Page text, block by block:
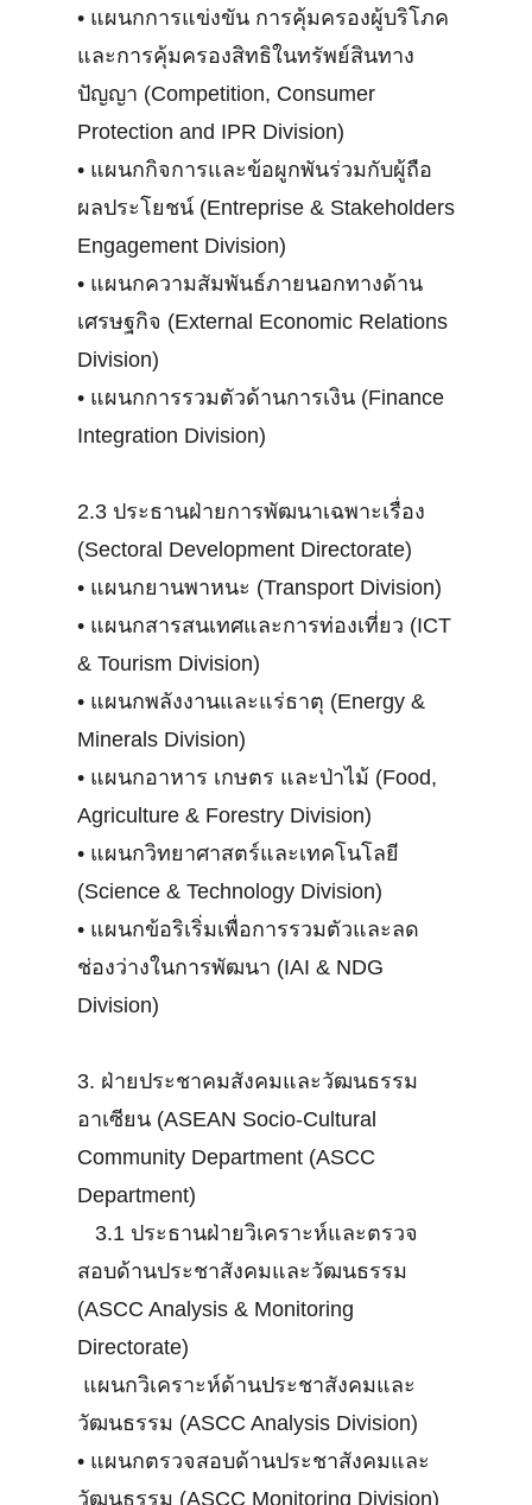
• แผนกการแข่งขัน การคุ้มครองผู้บริโภค
และการคุ้มครองสิทธิในทรัพย์สินทาง
ปัญญา (Competition, Consumer
Protection and IPR Division)
• แผนกกิจการและข้อผูกพันร่วมกับผู้ถือ
ผลประโยชน์ (Entreprise & Stakeholders
Engagement Division)
• แผนกความสัมพันธ์ภายนอกทางด้าน
เศรษฐกิจ (External Economic Relations
Division)
• แผนกการรวมตัวด้านการเงิน (Finance
Integration Division)
2.3 ประธานฝ่ายการพัฒนาเฉพาะเรื่อง
(Sectoral Development Directorate)
• แผนกยานพาหนะ (Transport Division)
• แผนกสารสนเทศและการท่องเที่ยว (ICT
& Tourism Division)
• แผนกพลังงานและแร่ธาตุ (Energy &
Minerals Division)
• แผนกอาหาร เกษตร และป่าไม้ (Food,
Agriculture & Forestry Division)
• แผนกวิทยาศาสตร์และเทคโนโลยี
(Science & Technology Division)
• แผนกข้อริเริ่มเพื่อการรวมตัวและลด
ช่องว่างในการพัฒนา (IAI & NDG
Division)
3. ฝ่ายประชาคมสังคมและวัฒนธรรม
อาเซียน (ASEAN Socio-Cultural
Community Department (ASCC
Department)
3.1 ประธานฝ่ายวิเคราะห์และตรวจ
สอบด้านประชาสังคมและวัฒนธรรม
(ASCC Analysis & Monitoring
Directorate)
แผนกวิเคราะห์ด้านประชาสังคมและ
วัฒนธรรม (ASCC Analysis Division)
• แผนกตรวจสอบด้านประชาสังคมและ
วัฒนธรรม (ASCC Monitoring Division)